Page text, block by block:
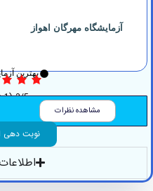
مهرگان اهواز
بهترین آزمایشگاه یزد
3/5 (1 نظر)
مشاهده نظرات
نوبت دهی اینترنتی
اطلاعات بیشتر